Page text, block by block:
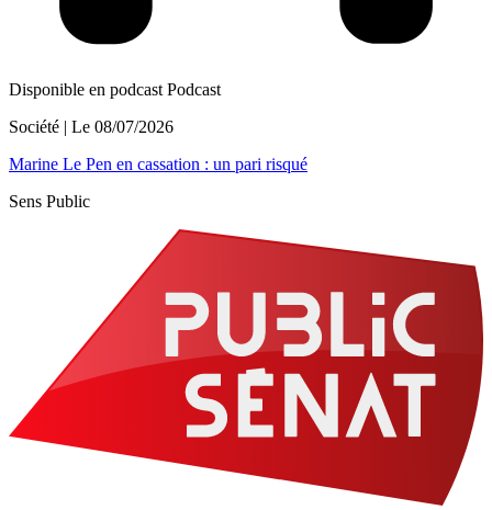
Disponible en podcast Podcast
Société | Le 08/07/2026
Marine Le Pen en cassation : un pari risqué
Sens Public